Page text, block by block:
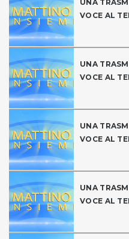
UNA
VOCE AL
UNA
VOCE AL
UNA
VOCE AL
UNA
VOCE AL